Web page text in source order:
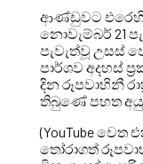
ආණ්ඩුවට
නොවැම්බර් 21
පැවැත්වූ උසස්
පාර්ශව අදහස්
දින රූපවාහිනී
තිබුණේ පහත
(YouTube
තෝරාගත්